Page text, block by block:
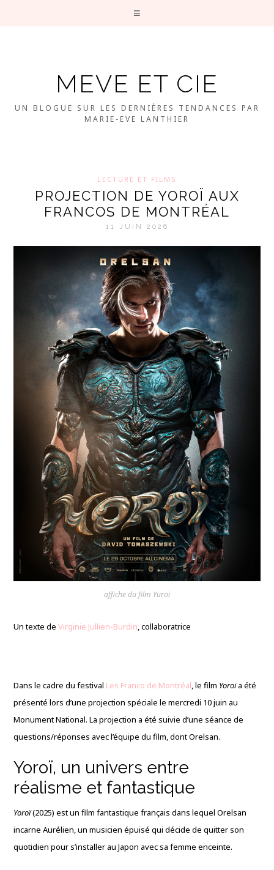
MEVE ET CIE
UN BLOGUE SUR LES DERNIÈRES TENDANCES PAR
MARIE-EVE LANTHIER
LECTURE ET FILMS
PROJECTION DE YOROÏ AUX
FRANCOS DE MONTRÉAL
11 JUIN 2026
affiche du film Yuroï
Un texte deVirginie Jullien-Burdin, collaboratrice
Dans le cadre du festival Les Franco de Montréal, le film Yoroïa été
présenté lors d’une projection spéciale le mercredi 10 juin au
Monument National. La projection a été suivie d’une séance de
questions/réponses avec l’équipe du film, dont Orelsan.
Yoroï, un univers entre
réalisme et fantastique
Yoroï(2025) est un film fantastique français dans lequel Orelsan
incarne Aurélien, un musicien épuisé qui décide de quitter son
quotidien pour s’installer au Japon avec sa femme enceinte.